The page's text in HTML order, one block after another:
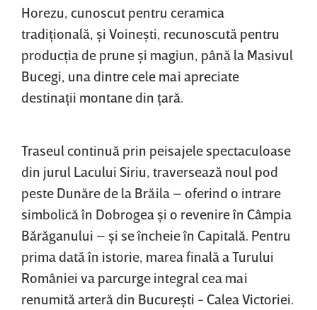
Horezu, cunoscut pentru ceramica
tradiţională, şi Voineşti, recunoscută pentru
producţia de prune şi magiun, până la Masivul
Bucegi, una dintre cele mai apreciate
destinaţii montane din ţară.
Traseul continuă prin peisajele spectaculoase
din jurul Lacului Siriu, traversează noul pod
peste Dunăre de la Brăila – oferind o intrare
simbolică în Dobrogea şi o revenire în Câmpia
Bărăganului – şi se încheie în Capitală. Pentru
prima dată în istorie, marea finală a Turului
României va parcurge integral cea mai
renumită arteră din Bucureşti - Calea Victoriei.